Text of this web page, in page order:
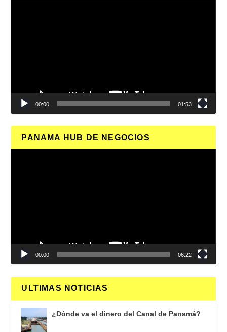
00:00 01:53
PANAMA HUB DE NEGOCIOS
00:00 06:22
ULTIMAS NOTICIAS
¿Dónde va el dinero del Canal de Panamá?